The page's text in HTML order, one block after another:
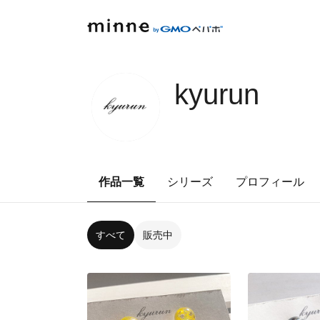
kyurun
作品一覧 シリーズ プロフィール
すべて 販売中